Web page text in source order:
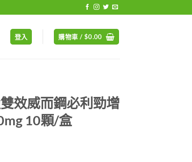
登入 購物車 / $0.00
效威而鋼必利勁增
10顆/盒